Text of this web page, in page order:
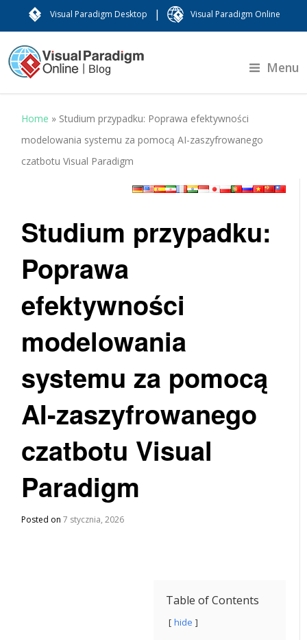
Visual Paradigm Desktop | Visual Paradigm Online
Menu
Home » Studium przypadku: Poprawa efektywności
modelowania systemu za pomocą AI-zaszyfrowanego
czatbotu Visual Paradigm
Studium przypadku:
Poprawa
efektywności
modelowania
systemu za pomocą
AI-zaszyfrowanego
czatbotu Visual
Paradigm
Posted on7 stycznia, 2026
Table of Contents
hide